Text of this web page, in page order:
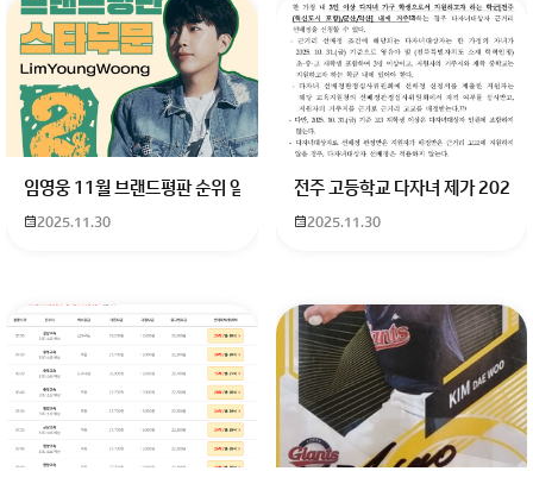
임영웅 11월 브랜드평판 순위 알고싶어요 임영웅 11월 브랜드평판에서
2025.11.30
전주 고등학교 다자녀 제가 2027
2025.11.30